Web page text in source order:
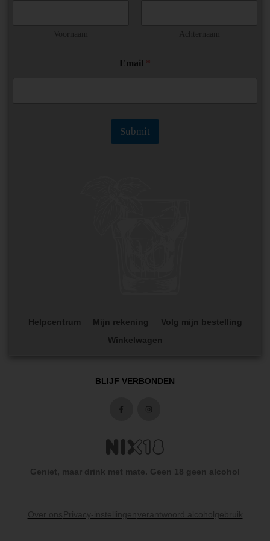
Email
Submit
Helpcentrum Mijn rekening
Volg mijn bestelling
Winkelwagen
BLIJF VERBONDEN
Geniet, maar drink met mate. Geen 18 geen alcohol
Over ons Privacy-instellingen verantwoord alcoholgebruik